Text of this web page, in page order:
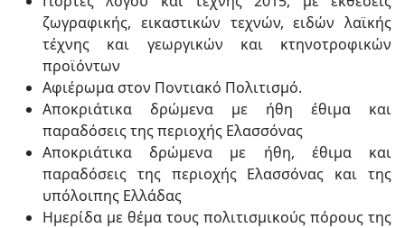
ζωγραφικής, εικαστικών τεχνών, ειδών λαϊκής
τέχνης και γεωργικών και κτηνοτροφικών
προϊόντων
Αφιέρωμα στον Ποντιακό Πολιτισμό.
Αποκριάτικα δρώμενα με ήθη έθιμα και
παραδόσεις της περιοχής Ελασσόνας
Αποκριάτικα δρώμενα με ήθη, έθιμα και
παραδόσεις της περιοχής Ελασσόνας και της
υπόλοιπης Ελλάδας
Ημερίδα με θέμα τους πολιτισμικούς πόρους της